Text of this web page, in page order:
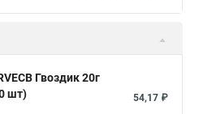
Гвоздик 20г
шт)
54,17 ₽